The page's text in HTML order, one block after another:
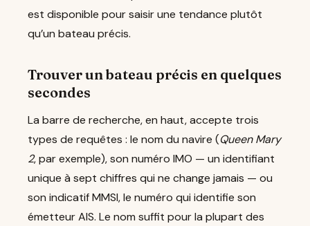
est disponible pour saisir une tendance plutôt
qu’un bateau précis.
Trouver un bateau précis en quelques
secondes
La barre de recherche, en haut, accepte trois
types de requêtes : le nom du navire (Queen Mary
2, par exemple), son numéro IMO — un identifiant
unique à sept chiffres qui ne change jamais — ou
son indicatif MMSI, le numéro qui identifie son
émetteur AIS. Le nom suffit pour la plupart des